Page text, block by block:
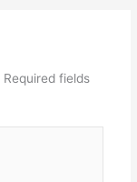
p
Required fields